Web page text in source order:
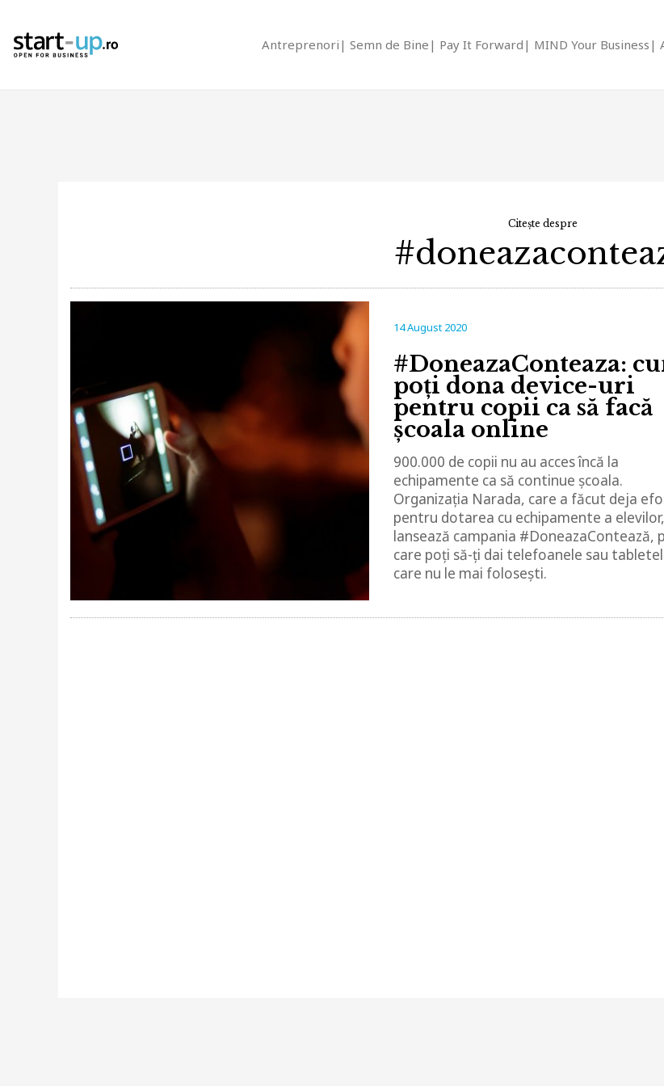
Antreprenori Semn de Bine Pay It Forward MIND Your Business
Citește despre
14 August 2020
#DoneazaConteaza:
poți dona device-uri
pentru copii ca să facă
școala online
900.000 de copii nu au acces încă la
echipamente ca să continue școala.
Organizația Narada, care a făcut deja
pentru dotarea cu echipamente a elevilor,
lansează campania #DoneazaContează,
care poți să-ți dai telefoanele sau
care nu le mai folosești.